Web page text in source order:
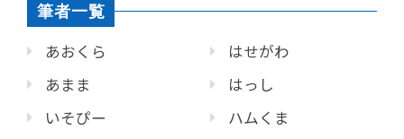
筆者一覧
あおくら
あまま
いそぴー
はせがわ
はっし
ハムくま